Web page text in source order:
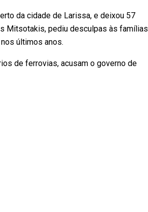
da cidade de Larissa, e deixou 57
Mitsotakis, pediu desculpas às famílias
últimos anos.
de ferrovias, acusam o governo de